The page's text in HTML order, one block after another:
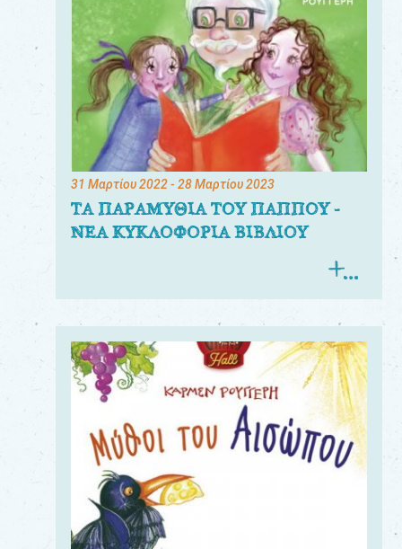
31 Μαρτίου 2022- 28 Μαρτίου 2023
ΤΑ ΠΑΡΑΜΥΘΙΑ ΤΟΥ ΠΑΠΠΟΥ -
ΝΕΑ ΚΥΚΛΟΦΟΡΙΑ ΒΙΒΛΙΟΥ